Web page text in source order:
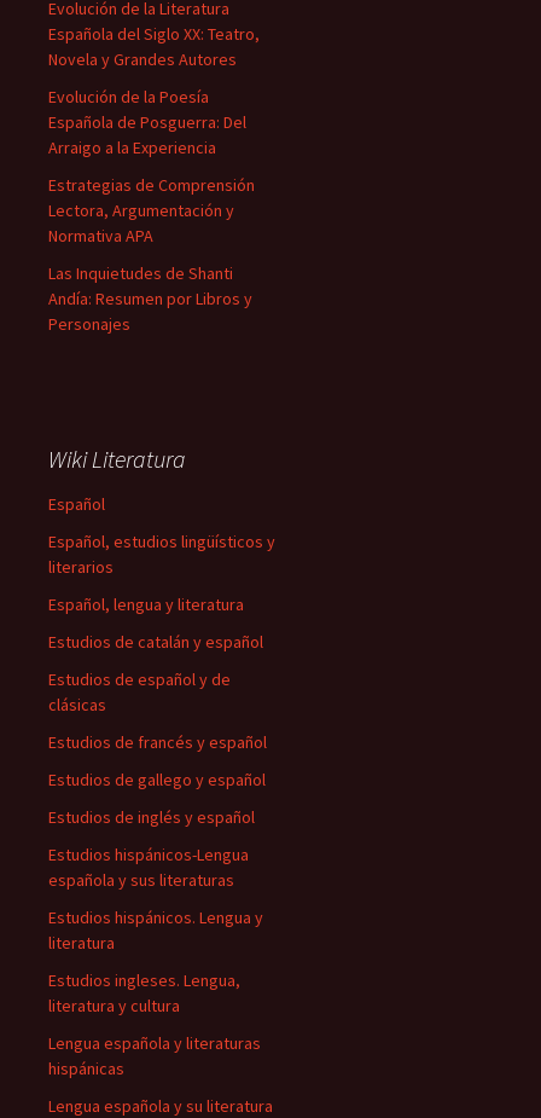
Evolución de la Literatura
Española del Siglo XX: Teatro,
Novela y Grandes Autores
Evolución de la Poesía
Española de Posguerra: Del
Arraigo a la Experiencia
Estrategias de Comprensión
Lectora, Argumentación y
Normativa APA
Las Inquietudes de Shanti
Andía: Resumen por Libros y
Personajes
Wiki Literatura
Español
Español, estudios lingüísticos y
literarios
Español, lengua y literatura
Estudios de catalán y español
Estudios de español y de
clásicas
Estudios de francés y español
Estudios de gallego y español
Estudios de inglés y español
Estudios hispánicos-Lengua
española y sus literaturas
Estudios hispánicos. Lengua y
literatura
Estudios ingleses. Lengua,
literatura y cultura
Lengua española y literaturas
hispánicas
Lengua española y su literatura